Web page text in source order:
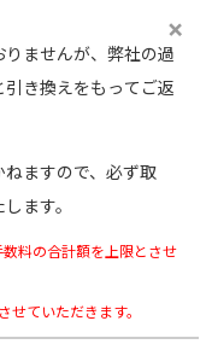
ませんが、弊社の過
き換えをもってご返
ますので、必ず取
ます。
料の合計額を上限とさせ
ていただきます。